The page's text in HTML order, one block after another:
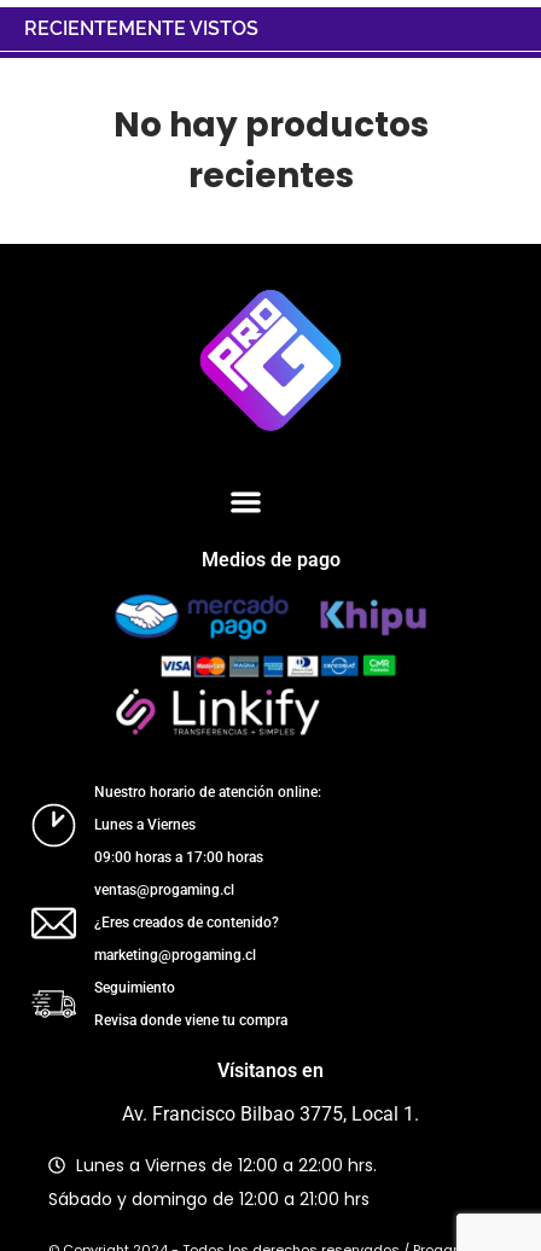
RECIENTEMENTE VISTOS
No hay productos
recientes
Medios de pago
Nuestro horario de atención online:
Lunes a Viernes
09:00 horas a 17:00 horas
ventas@progaming.cl
¿Eres creados de contenido?
marketing@progaming.cl
Seguimiento
Revisa donde viene tu compra
Vísitanos en
Av. Francisco Bilbao 3775, Local 1.
Lunes a Viernes de 12:00 a 22:00 hrs.
Sábado y domingo de 12:00 a 21:00 hrs